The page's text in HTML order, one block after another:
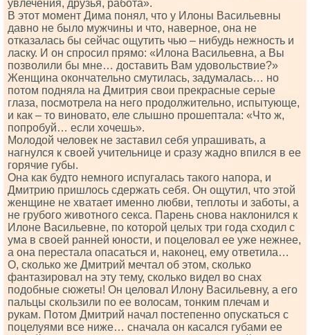
увлечения, друзья, работа».
В этот момент Дима понял, что у Илоны Васильевны
давно не было мужчины и что, наверное, она не
отказалась бы сейчас ощутить чью – нибудь нежность и
ласку. И он спросил прямо: «Илона Васильевна, а Вы
позволили бы мне… доставить Вам удовольствие?»
Женщина окончательно смутилась, задумалась… но
потом подняла на Дмитрия свои прекрасные серые
глаза, посмотрела на него продолжительно, испытующе,
и как – то виновато, еле слышно прошептала: «Что ж,
попробуй… если хочешь».
Молодой человек не заставил себя упрашивать, а
нагнулся к своей yчительнице и сразу жадно впился в ее
горячие губы.
Она как будто немного испугалась такого напора, и
Дмитрию пришлось сдержать себя. Он ощутил, что этой
женщине не хватает именно любви, теплоты и заботы, а
не грубого животного секса. Парень снова наклонился к
Илоне Васильевне, по которой целых три года сходил с
ума в своей ранней юности, и поцеловал ее уже нежнее,
а она перестала опасаться и, наконец, ему ответила…
О, сколько же Дмитрий мечтал об этом, сколько
фантазировал на эту тему, сколько видел во снах
подобные сюжеты! Он целовал Илону Васильевну, а его
пальцы скользили по ее волосам, тонким плечам и
рукам. Потом Дмитрий начал постепенно опускаться с
поцелуями все ниже… сначала он касался губами ее